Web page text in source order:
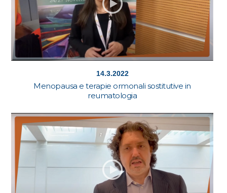
14.3.2022
Menopausa e terapie ormonali sostitutive in
reumatologia